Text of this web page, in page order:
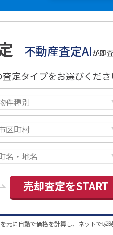
不動産査定AIが即
定タイプをお選びくださ
売却査定をSTART
元に自動で価格を計算し、ネットで瞬